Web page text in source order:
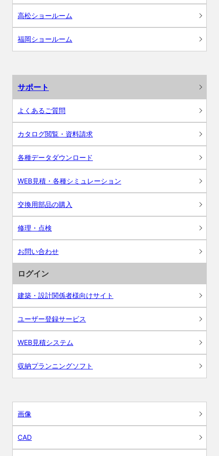
高松ショールーム
福岡ショールーム
サポート
よくあるご質問
カタログ閲覧・資料請求
各種データダウンロード
WEB見積・各種シミュレーション
交換用部品の購入
修理・点検
お問い合わせ
ログイン
建築・設計関係者様向けサイト
ユーザー登録サービス
WEB見積システム
収納プランニングソフト
画像
CAD